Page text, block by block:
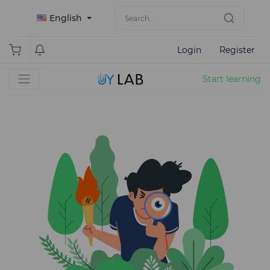
English
Login Register
Start learning